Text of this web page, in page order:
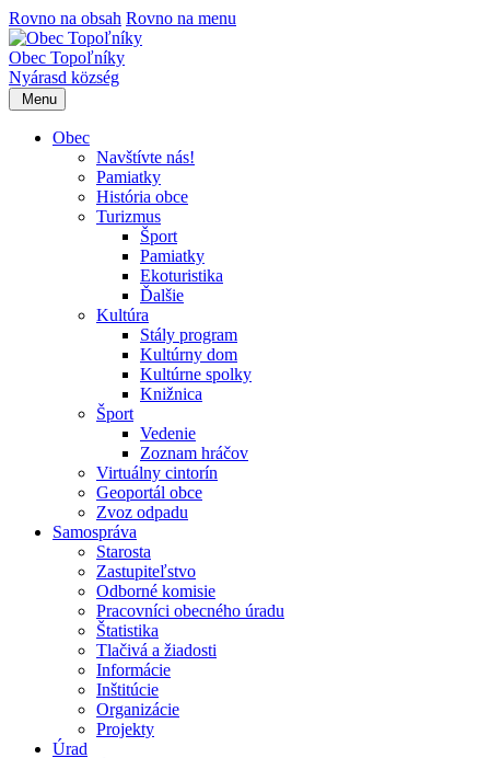
Rovno na obsah Rovno na menu
Obec Topoľníky
Nyárasd község
Menu
Obec
Navštívte nás!
Pamiatky
História obce
Turizmus
Šport
Pamiatky
Ekoturistika
Ďalšie
Kultúra
Stály program
Kultúrny dom
Kultúrne spolky
Knižnica
Šport
Vedenie
Zoznam hráčov
Virtuálny cintorín
Geoportál obce
Zvoz odpadu
Samospráva
Starosta
Zastupiteľstvo
Odborné komisie
Pracovníci obecného úradu
Štatistika
Tlačivá a žiadosti
Informácie
Inštitúcie
Organizácie
Projekty
Úrad